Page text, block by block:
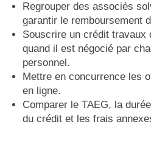
Regrouper des associés
garantir le remboursement
Souscrire un crédit travaux
quand il est négocié par
personnel.
Mettre en concurrence les
en ligne.
Comparer le TAEG, la
du crédit et les frais